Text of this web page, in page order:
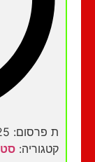
ת פרסום: 21-12-2025
קטגוריה:סטנדאפ